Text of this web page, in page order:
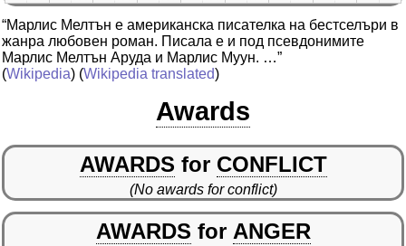
“Марлис Мелтън е американска писателка на бестселъри в
жанра любовен роман. Писала е и под псевдонимите
Марлис Мелтън Аруда и Марлис Муун. …”
(Wikipedia) (Wikipedia translated)
Awards
AWARDS for CONFLICT
(No awards for conflict)
AWARDS for ANGER